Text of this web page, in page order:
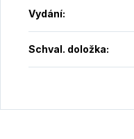
Vydání:
Schval. doložka: